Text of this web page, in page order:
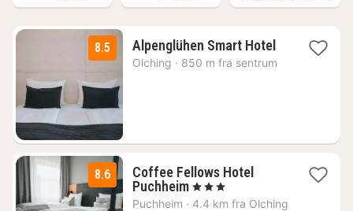
8.5 Alpenglühen Smart Hotel2
netter
Olching · 850 m fra sentrum
8.6
Coffee Fellows Hotel
Puchheim2
netter
, 3 Stjerner
Puchheim · 4.4 km fra Olching